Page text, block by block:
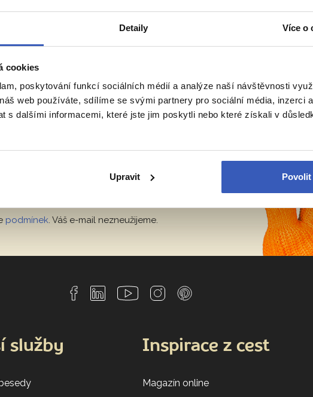
Detaily Více o
cookies
poskytování funkcí sociálních médií a analýze naší návštěvnosti
web používáte, sdílíme se svými partnery pro sociální média, inzerci
s dalšími informacemi, které jste jim poskytli nebo které získali v
Upravit Povolit
Z RADYNACESTU.CZ
místa
ke skrytým perlám v Evropě i ve
osobnosti.
podmínek. Váš e-mail nezneužijeme.
služby Inspirace z cest
Magazín online